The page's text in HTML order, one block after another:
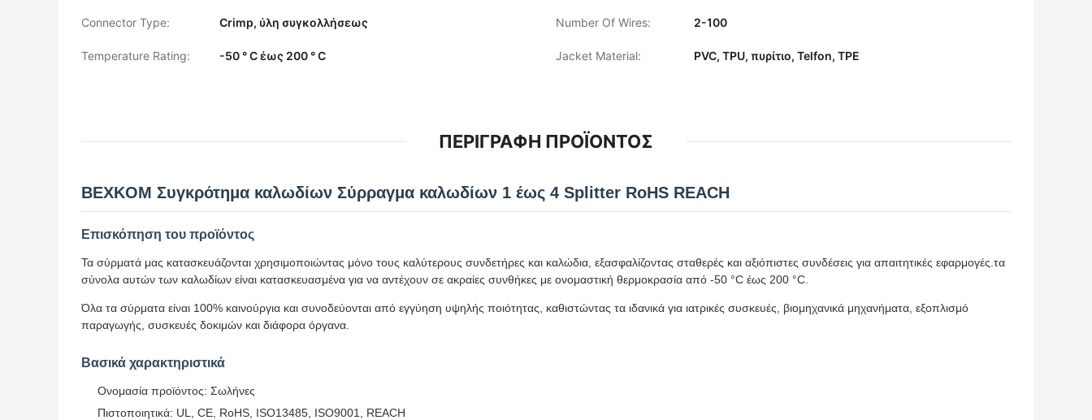
Connector Type: Crimp, ύλη συγκολλήσεως Number Of Wires: 2-100
Temperature Rating: -50 ° C έως 200 ° C Jacket Material: PVC, TPU, πυρίτιο, Telfon, TPE
ΠΕΡΙΓΡΑΦΉ ΠΡΟΪΌΝΤΟΣ
BEXKOM Συγκρότημα καλωδίων Σύρραγμα καλωδίων 1 έως 4 Splitter RoHS REACH
Επισκόπηση του προϊόντος
Τα σύρματά μας κατασκευάζονται χρησιμοποιώντας μόνο τους καλύτερους συνδετήρες και καλώδια, εξασφαλίζοντας σταθερές και αξιόπιστες συνδέσεις για απαιτητικές εφαρμογές.τα
σύνολα αυτών των καλωδίων είναι κατασκευασμένα για να αντέχουν σε ακραίες συνθήκες με ονομαστική θερμοκρασία από -50 °C έως 200 °C.
Όλα τα σύρματα είναι 100% καινούργια και συνοδεύονται από εγγύηση υψηλής ποιότητας, καθιστώντας τα ιδανικά για ιατρικές συσκευές, βιομηχανικά μηχανήματα, εξοπλισμό
παραγωγής, συσκευές δοκιμών και διάφορα όργανα.
Βασικά χαρακτηριστικά
Ονομασία προϊόντος: Σωλήνες
Πιστοποιητικά: UL, CE, RoHS, ISO13485, ISO9001, REACH